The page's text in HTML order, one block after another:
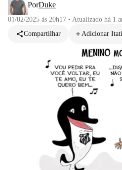
PorDuke
01/02/2025 às 20h17 • Atualizado há 1
Compartilhar
Adicionar